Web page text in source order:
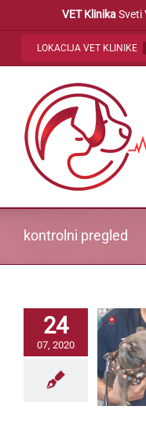
VET KlinikaSveti
LOKACIJA VET KLINIKE
kontrolni pregled
24
07, 2020